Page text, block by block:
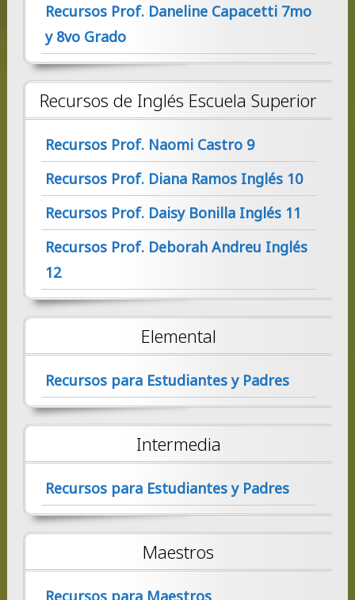
Recursos Prof. Daneline Capacetti 7mo
y 8vo Grado
Recursos de Inglés Escuela Superior
Recursos Prof. Naomi Castro 9
Recursos Prof. Diana Ramos Inglés 10
Recursos Prof. Daisy Bonilla Inglés 11
Recursos Prof. Deborah Andreu Inglés
12
Elemental
Recursos para Estudiantes y Padres
Intermedia
Recursos para Estudiantes y Padres
Maestros
Recursos para Maestros